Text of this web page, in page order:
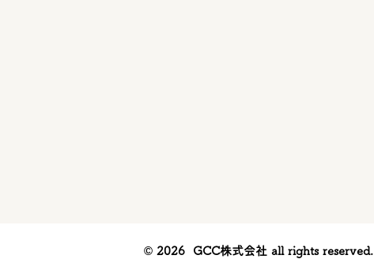
© 2026 GCC株式会社 all rights reserved.